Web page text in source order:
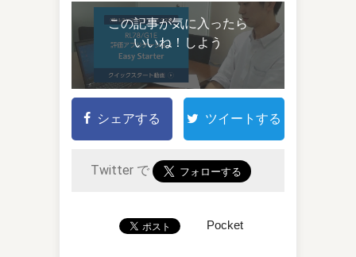
この記事が気に入ったら
いいね！しよう
シェアする ツイートする
Twitter で
Pocket